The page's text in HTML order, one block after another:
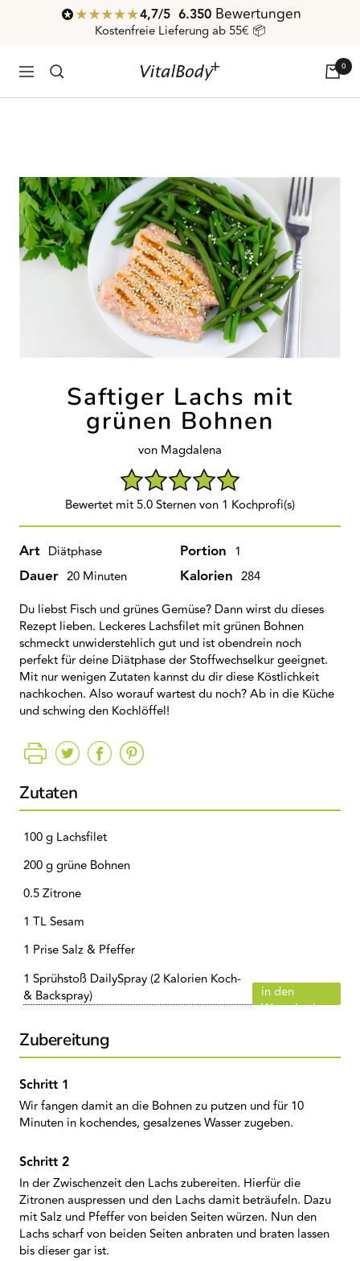
4,7/ 5 6.350 Bewertungen
Kostenfreie Lieferung ab 55€ 📦
Navigation VitalBodyPLUS.de 0
Saftiger Lachs mit
grünen Bohnen
von Magdalena
Bewertet mit 5.0 Sternen von 1 Kochprofi(s)
Art Diätphase Portion 1
Dauer 20 Minuten Kalorien 284
Du liebst Fisch und grünes Gemüse? Dann wirst du dieses
Rezept lieben. Leckeres Lachsfilet mit grünen Bohnen
schmeckt unwiderstehlich gut und ist obendrein noch
perfekt für deine Diätphase der Stoffwechselkur geeignet.
Mit nur wenigen Zutaten kannst du dir diese Köstlichkeit
nachkochen. Also worauf wartest du noch? Ab in die Küche
und schwing den Kochlöffel!
Zutaten
100 g Lachsfilet
200 g grüne Bohnen
0.5 Zitrone
1 TL Sesam
1 Prise Salz & Pfeffer
1 Sprühstoß DailySpray (2 Kalorien Koch-
& Backspray)
in den
Warenkorb
Zubereitung
Wir fangen damit an die Bohnen zu putzen und für 10
Minuten in kochendes, gesalzenes Wasser zugeben.
In der Zwischenzeit den Lachs zubereiten. Hierfür die
Zitronen auspressen und den Lachs damit beträufeln. Dazu
mit Salz und Pfeffer von beiden Seiten würzen. Nun den
Lachs scharf von beiden Seiten anbraten und braten lassen
bis dieser gar ist.